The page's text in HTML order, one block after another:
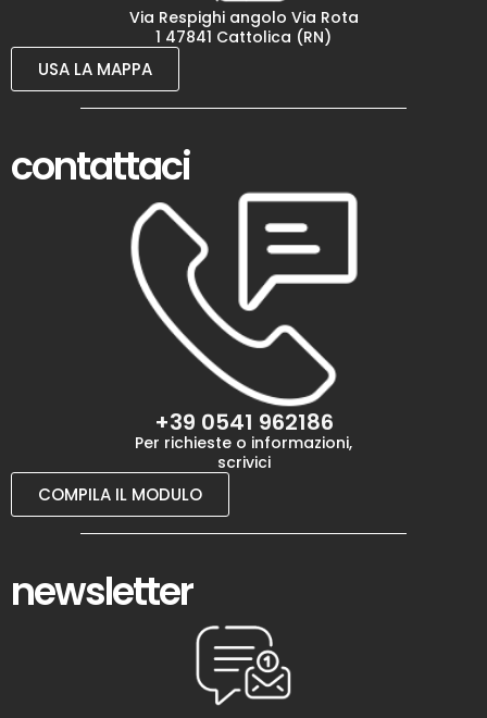
Via Respighi angolo Via Rota
1 47841 Cattolica (RN)
USA LA MAPPA
contattaci
+39 0541 962186
Per richieste o informazioni,
scrivici
COMPILA IL MODULO
newsletter